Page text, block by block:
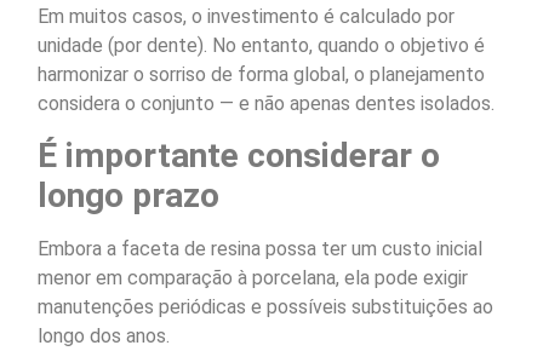
Em muitos casos, o investimento é calculado por
unidade (por dente). No entanto, quando o objetivo é
harmonizar o sorriso de forma global, o planejamento
considera o conjunto — e não apenas dentes isolados.
É importante considerar o
longo prazo
Embora a faceta de resina possa ter um custo inicial
menor em comparação à porcelana, ela pode exigir
manutenções periódicas e possíveis substituições ao
longo dos anos.